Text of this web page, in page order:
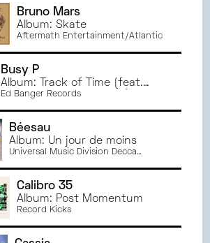
Bruno Mars
Album: Skate
Aftermath Entertainment/Atlantic
Busy P
Album: Track of Time (feat.
Haich Ber Na & Shay Lia)
Ed Banger Records
Béesau
Album: Un jour de moins
Universal Music Division Decca
Calibro 35
Album: Post Momentum
Record Kicks